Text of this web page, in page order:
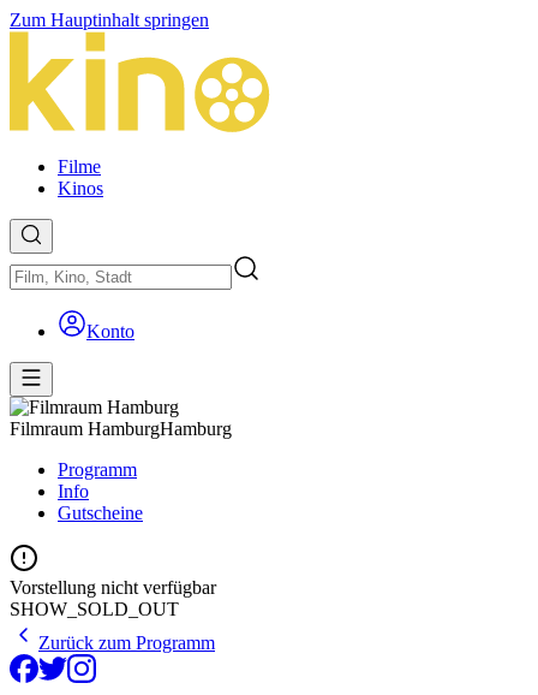
Zum Hauptinhalt springen
Filme
Kinos
Konto
Filmraum HamburgHamburg
Programm
Info
Gutscheine
Vorstellung nicht verfügbar
SHOW_SOLD_OUT
Zurück zum Programm